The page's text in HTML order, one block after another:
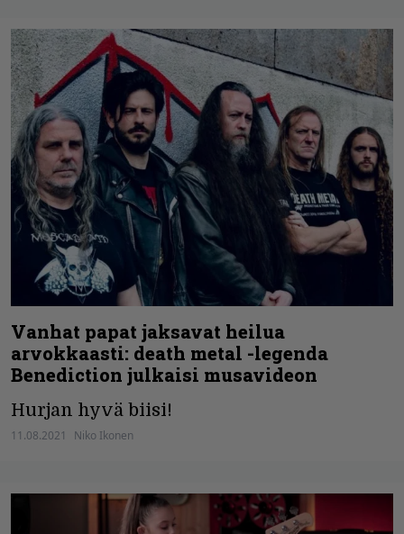
Vanhat papat jaksavat heilua
arvokkaasti: death metal -legenda
Benediction julkaisi musavideon
Hurjan hyvä biisi!
11.08.2021 Niko Ikonen